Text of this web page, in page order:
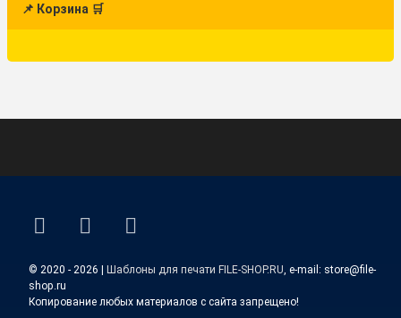
📌 Корзина 🛒
ВКонтакте
YouTube
E-mail
© 2020 - 2026 | Шаблоны для печати FILE-SHOP.RU , e-mail: store@file-
shop.ru
Копирование любых материалов с сайта запрещено!